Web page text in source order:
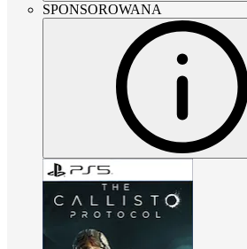
SPONSOROWANA